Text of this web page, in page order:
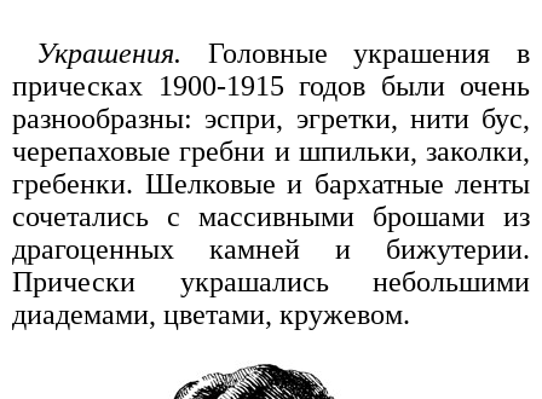
Украшения. Головные украшения в
прическах 1900-1915 годов были очень
разнообразны: эспри, эгретки, нити бус,
черепаховые гребни и шпильки, заколки,
гребенки. Шелковые и бархатные ленты
сочетались с массивными брошами из
драгоценных камней и бижутерии.
Прически украшались небольшими
диадемами, цветами, кружевом.